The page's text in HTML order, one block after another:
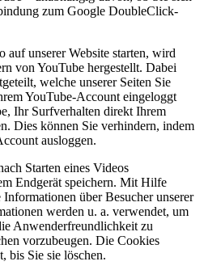
zum Google DoubleClick-
auf unserer Website starten, wird
von YouTube hergestellt. Dabei
welche unserer Seiten Sie
YouTube-Account eingeloggt
Ihr Surfverhalten direkt Ihrem
Dies können Sie verhindern, indem
ausloggen.
Starten eines Videos
Endgerät speichern. Mit Hilfe
über Besucher unserer
werden u. a. verwendet, um
Anwenderfreundlichkeit zu
vorzubeugen. Die Cookies
bis Sie sie löschen.